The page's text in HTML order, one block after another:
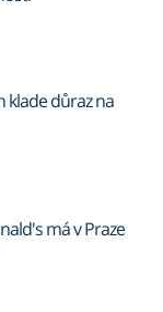
klade důraz na
má v Praze